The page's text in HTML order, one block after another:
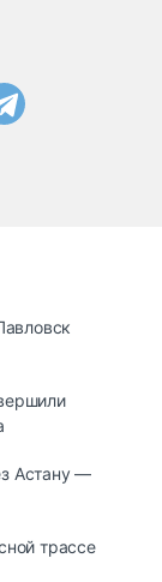
Астану —
трассе